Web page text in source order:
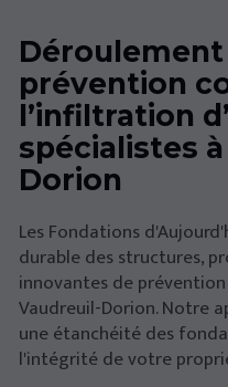
Déroulement
prévention
l’infiltration
spécialistes
Dorion
Les Fondations
durable des structures,
innovantes de
Vaudreuil-Dorion. Notre
une étanchéité des
l'intégrité de votre